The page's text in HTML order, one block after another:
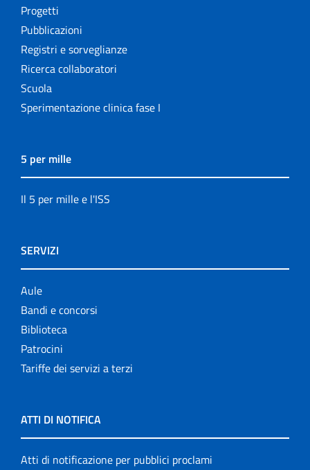
Progetti
Pubblicazioni
Registri e sorveglianze
Ricerca collaboratori
Scuola
Sperimentazione clinica fase I
5 per mille
Il 5 per mille e l'ISS
SERVIZI
Aule
Bandi e concorsi
Biblioteca
Patrocini
Tariffe dei servizi a terzi
ATTI DI NOTIFICA
Atti di notificazione per pubblici proclami